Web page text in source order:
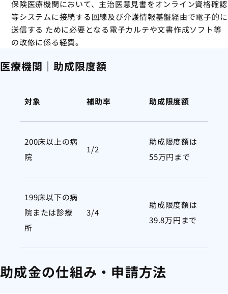
保険医療機関において、主治医意見書をオンライン資格確認
等システムに接続する回線及び介護情報基盤経由で電子的に
送信する ために必要となる電子カルテや文書作成ソフト等
の改修に係る経費。
医療機関｜助成限度額
対象 補助率 助成限度額
200床以上の病
院
1/2
助成限度額は
55万円まで
199床以下の病
院または診療
所
3/4
助成限度額は
39.8万円まで
助成金の仕組み・申請方法